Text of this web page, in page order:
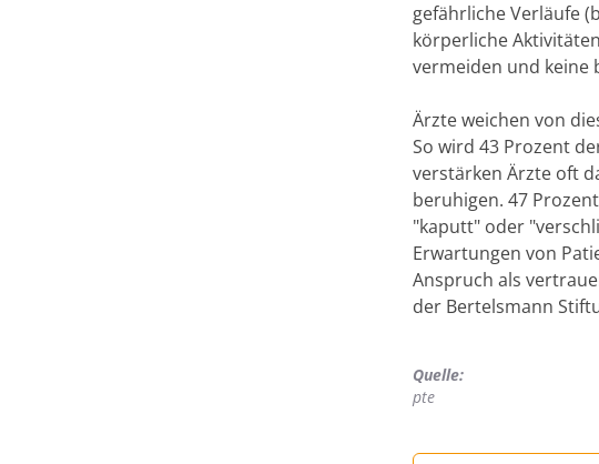
gefährliche Verläufe
körperliche
vermeiden und keine
Ärzte weichen von
So wird 43 Prozent
verstärken Ärzte oft
beruhigen. 47
"kaputt" oder
Erwartungen von
Anspruch als
der Bertelsmann
Quelle:
pte